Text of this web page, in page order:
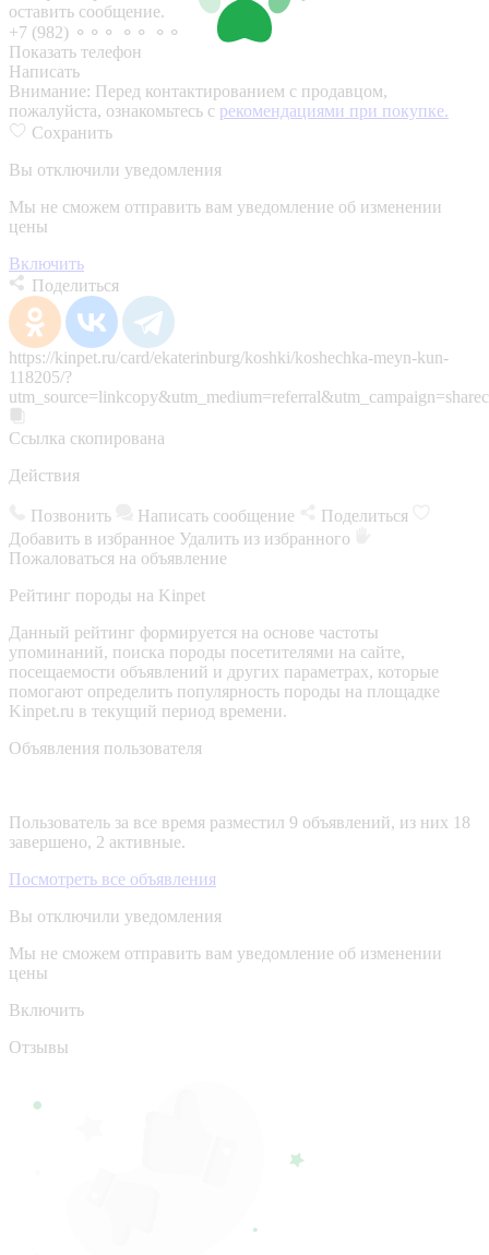
оставить сообщение.
+7 (982) ⚬⚬⚬ ⚬⚬ ⚬⚬
Показать телефон
Написать
Внимание: Перед контактированием с продавцом,
пожалуйста, ознакомьтесь с рекомендациями при покупке.
Сохранить
Вы отключили уведомления
Мы не сможем отправить вам уведомление об изменении
цены
Включить
Поделиться
https://kinpet.ru/card/ekaterinburg/koshki/koshechka-meyn-kun-
118205/?
Ссылка скопирована
Действия
Позвонить Написать сообщение
Поделиться
Добавить в избранное Удалить из избранного
Пожаловаться на объявление
Рейтинг породы на Kinpet
Данный рейтинг формируется на основе частоты
упоминаний, поиска породы посетителями на сайте,
посещаемости объявлений и других параметрах, которые
помогают определить популярность породы на площадке
Kinpet.ru в текущий период времени.
Объявления пользователя
Пользователь за все время разместил 9 объявлений, из них 18
завершено, 2 активные.
Посмотреть все объявления
Вы отключили уведомления
Мы не сможем отправить вам уведомление об изменении
цены
Включить
Отзывы